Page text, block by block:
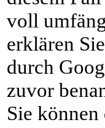
voll
erklären
durch
zuvor
Sie